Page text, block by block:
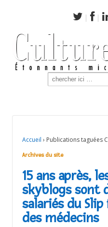
Search
for:
Accueil › Publications taguées
Archives du site
15 ans après,
skyblogs sont
salariés du
des médecins